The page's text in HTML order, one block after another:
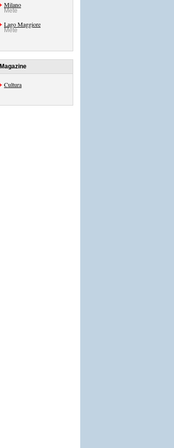
Milano
Mete
Lago Maggiore
Mete
Magazine
Cultura